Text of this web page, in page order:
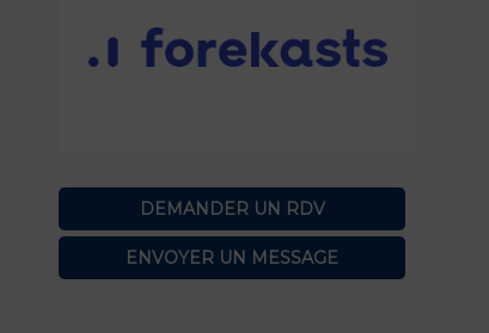
DEMANDER UN RDV
ENVOYER UN MESSAGE